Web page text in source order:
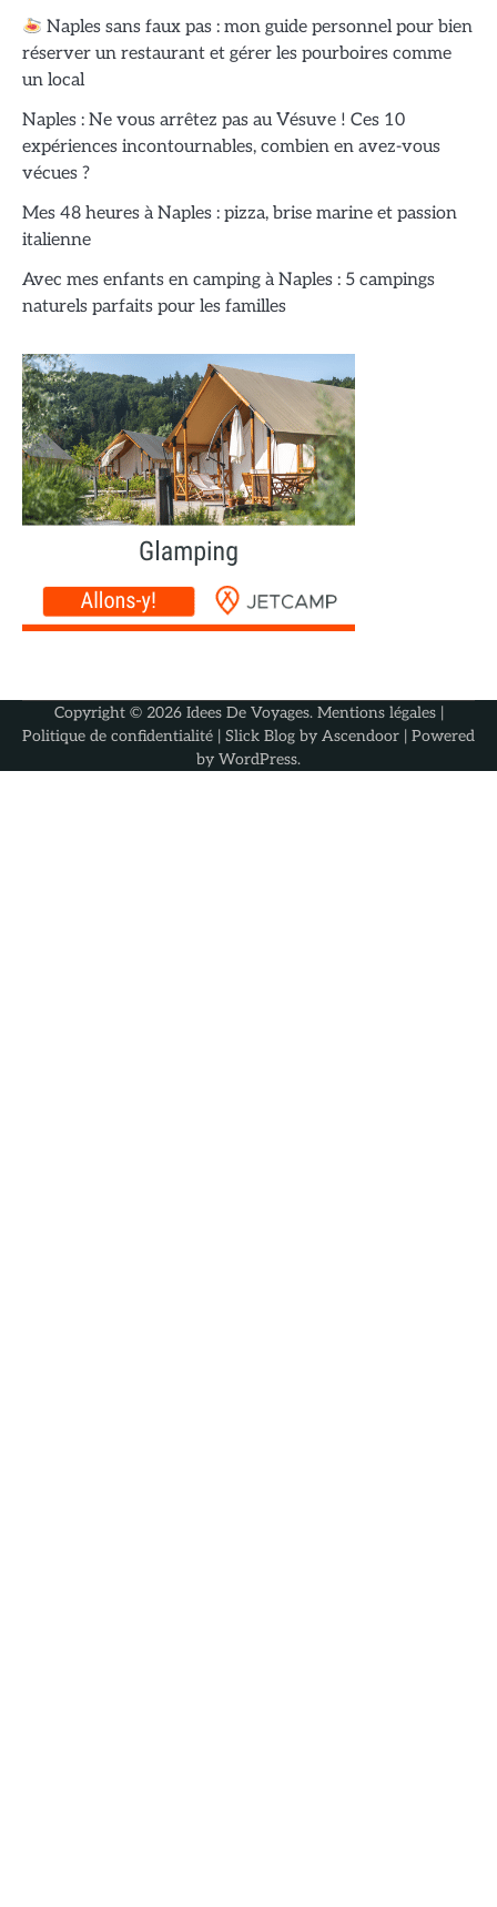
Naples sans faux pas : mon guide personnel pour bien
réserver un restaurant et gérer les pourboires comme
un local
Naples : Ne vous arrêtez pas au Vésuve ! Ces 10
expériences incontournables, combien en avez-vous
vécues ?
Mes 48 heures à Naples : pizza, brise marine et passion
italienne
Avec mes enfants en camping à Naples : 5 campings
naturels parfaits pour les familles
Copyright © 2026 Idees De Voyages. Mentions légales|
Politique de confidentialité | Slick Blog by Ascendoor | Powered
by WordPress.